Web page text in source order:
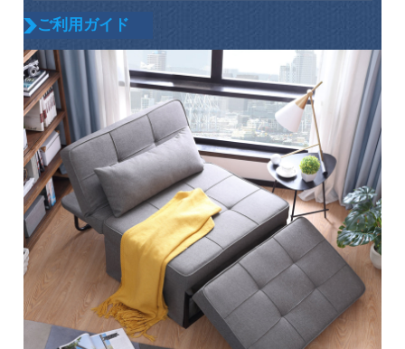
ご利用ガイド